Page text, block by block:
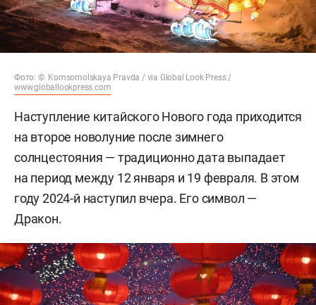
Фото: © Komsomolskaya Pravda / via Global Look Press /
www.globallookpress.com
Наступление китайского Нового года приходится
на второе новолуние после зимнего
солнцестояния — традиционно дата выпадает
на период между 12 января и 19 февраля. В этом
году 2024-й наступил вчера. Его символ —
Дракон.